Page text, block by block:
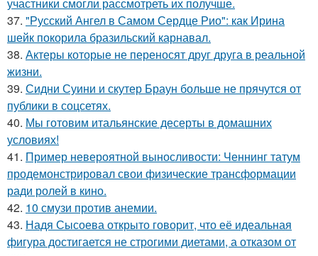
37. "Русский Ангел в Самом Сердце Рио": как Ирина
шейк покорила бразильский карнавал.
38. Актеры которые не переносят друг друга в реальной
жизни.
39. Сидни Суини и скутер Браун больше не прячутся от
публики в соцсетях.
40. Мы готовим итальянские десерты в домашних
условиях!
41. Пример невероятной выносливости: Ченнинг татум
продемонстрировал свои физические трансформации
ради ролей в кино.
42. 10 смузи против анемии.
43. Надя Сысоева открыто говорит, что её идеальная
фигура достигается не строгими диетами, а отказом от